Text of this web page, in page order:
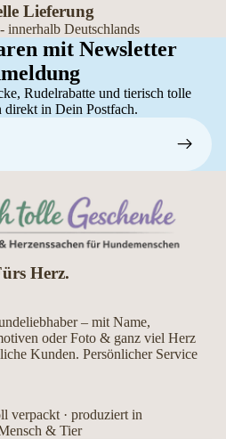
Lieferung
innerhalb Deutschlands
mit Newsletter
Rudelrabatte und tierisch tolle
direkt in Dein Postfach.
Herz.
– mit Name,
oder Foto & ganz viel Herz
Kunden. Persönlicher Service
verpackt · produziert in
& Tier